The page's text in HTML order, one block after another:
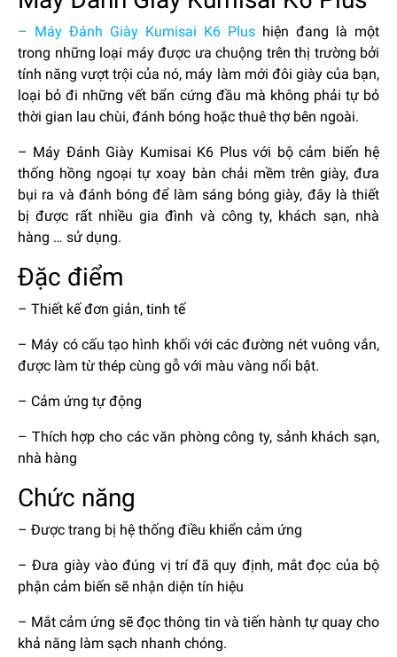
– Máy Đánh Giày Kumisai K6 Plus hiện đang là một
trong những loại máy được ưa chuộng trên thị trường bởi
tính năng vượt trội của nó, máy làm mới đôi giày của bạn,
loại bỏ đi những vết bẩn cứng đầu mà không phải tự bỏ
thời gian lau chùi, đánh bóng hoặc thuê thợ bên ngoài.
– Máy Đánh Giày Kumisai K6 Plus với bộ cảm biến hệ
thống hồng ngoại tự xoay bàn chải mềm trên giày, đưa
bụi ra và đánh bóng để làm sáng bóng giày, đây là thiết
bị được rất nhiều gia đình và công ty, khách sạn, nhà
hàng … sử dụng.
Đặc điểm
– Thiết kế đơn giản, tinh tế
– Máy có cấu tạo hình khối với các đường nét vuông vắn,
được làm từ thép cùng gỗ với màu vàng nổi bật.
– Cảm ứng tự động
– Thích hợp cho các văn phòng công ty, sảnh khách sạn,
nhà hàng
Chức năng
– Được trang bị hệ thống điều khiển cảm ứng
– Đưa giày vào đúng vị trí đã quy định, mắt đọc của bộ
phận cảm biến sẽ nhận diện tín hiệu
– Mắt cảm ứng sẽ đọc thông tin và tiến hành tự quay cho
khả năng làm sạch nhanh chóng.